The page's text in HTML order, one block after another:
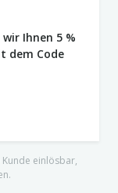
Ihnen 5 %
dem Code
einlösbar,